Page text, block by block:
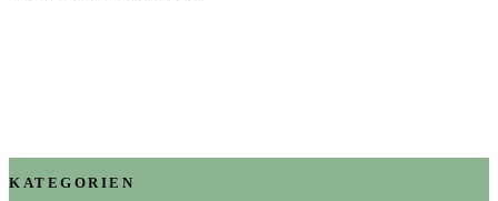
KATEGORIEN